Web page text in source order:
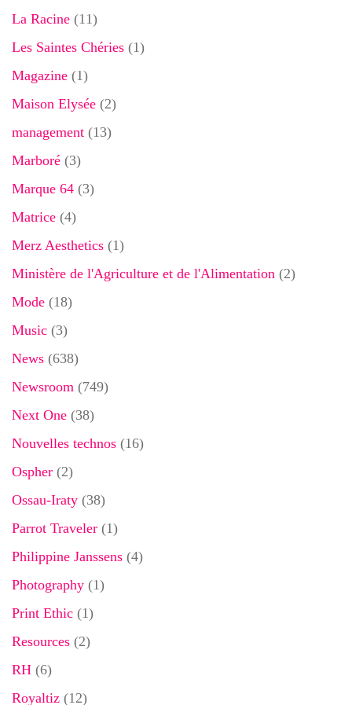
La Racine (11)
Les Saintes Chéries (1)
Magazine (1)
Maison Elysée (2)
management (13)
Marboré (3)
Marque 64 (3)
Matrice (4)
Merz Aesthetics (1)
Ministère de l'Agriculture et de l'Alimentation (2)
Mode (18)
Music (3)
News (638)
Newsroom (749)
Next One (38)
Nouvelles technos (16)
Ospher (2)
Ossau-Iraty (38)
Parrot Traveler (1)
Philippine Janssens (4)
Photography (1)
Print Ethic (1)
Resources (2)
RH (6)
Royaltiz (12)